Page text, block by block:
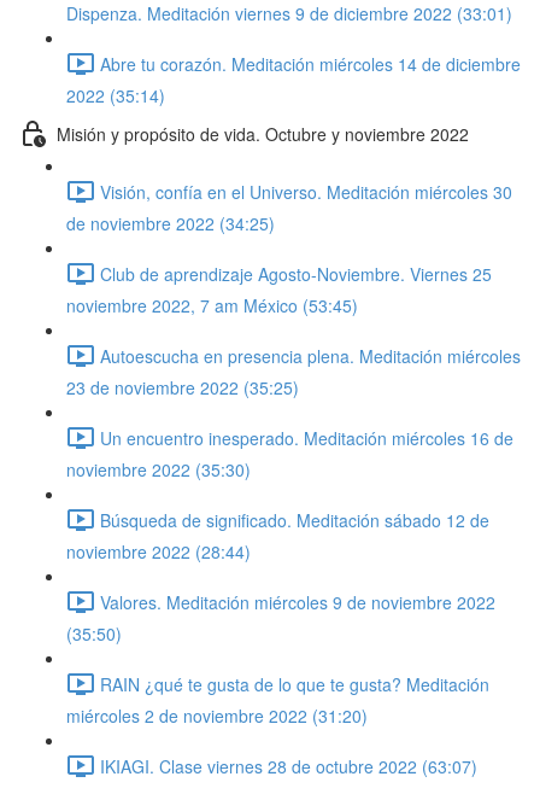
Dispenza. Meditación viernes 9 de diciembre 2022 (33:01)
Abre tu corazón. Meditación miércoles 14 de diciembre
2022 (35:14)
Misión y propósito de vida. Octubre y noviembre 2022
Visión, confía en el Universo. Meditación miércoles 30
de noviembre 2022 (34:25)
Club de aprendizaje Agosto-Noviembre. Viernes 25
noviembre 2022, 7 am México (53:45)
Autoescucha en presencia plena. Meditación miércoles
23 de noviembre 2022 (35:25)
Un encuentro inesperado. Meditación miércoles 16 de
noviembre 2022 (35:30)
Búsqueda de significado. Meditación sábado 12 de
noviembre 2022 (28:44)
Valores. Meditación miércoles 9 de noviembre 2022
(35:50)
RAIN ¿qué te gusta de lo que te gusta? Meditación
miércoles 2 de noviembre 2022 (31:20)
IKIAGI. Clase viernes 28 de octubre 2022 (63:07)